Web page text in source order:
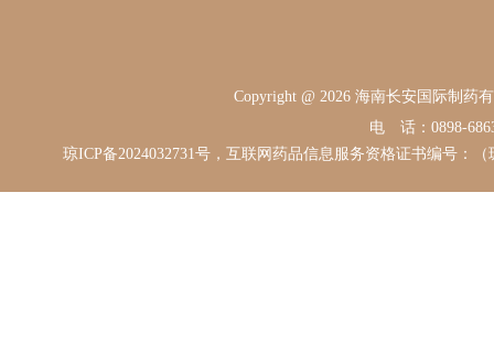
Copyright @ 2026 海南长安国际制
电 话：0898-
琼ICP备2024032731号，互联网药品信息服务资格证书编号：（